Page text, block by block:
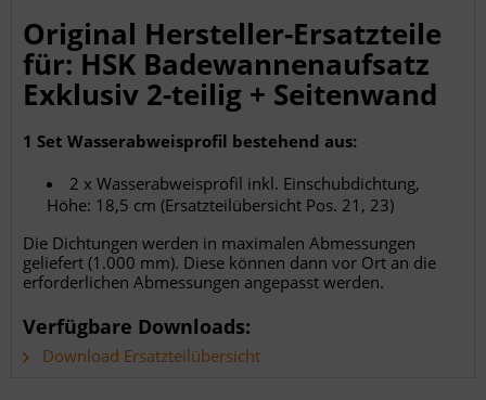
Original Hersteller-Ersatzteile
für: HSK Badewannenaufsatz
Exklusiv 2-teilig + Seitenwand
1 Set Wasserabweisprofil bestehend aus:
2 x Wasserabweisprofil inkl. Einschubdichtung,
Höhe: 18,5 cm (Ersatzteilübersicht Pos. 21, 23)
Die Dichtungen werden in maximalen Abmessungen
geliefert (1.000 mm). Diese können dann vor Ort an die
erforderlichen Abmessungen angepasst werden.
Verfügbare Downloads:
Download Ersatzteilübersicht